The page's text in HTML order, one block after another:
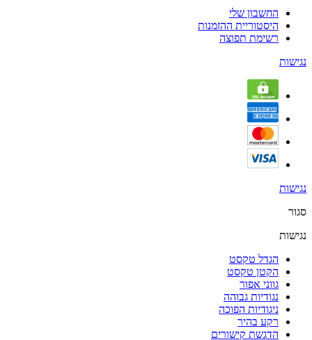
החשבון שלי
היסטוריית ההזמנות
רשימת תפוצה
נגישות
נגישות
סגור
נגישות
הגדל טקסט
הקטן טקסט
גווני אפור
נגודיות גבוהה
ניגודיות הפוכה
רקע בהיר
הדגשת קישורים